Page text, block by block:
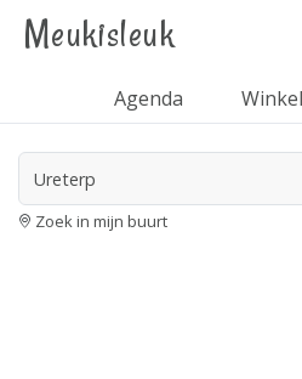
Meukisleuk
Agenda
Zoek in mijn buurt